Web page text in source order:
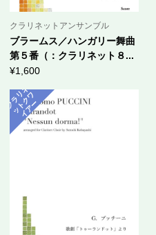
クラリネットアンサンブル
ブラームス／ハンガリー舞曲
第５番（：クラリネット８...
¥1,600
ク
ラ
リ
ネ
ッ
ト
ク
ワ
イ
アー